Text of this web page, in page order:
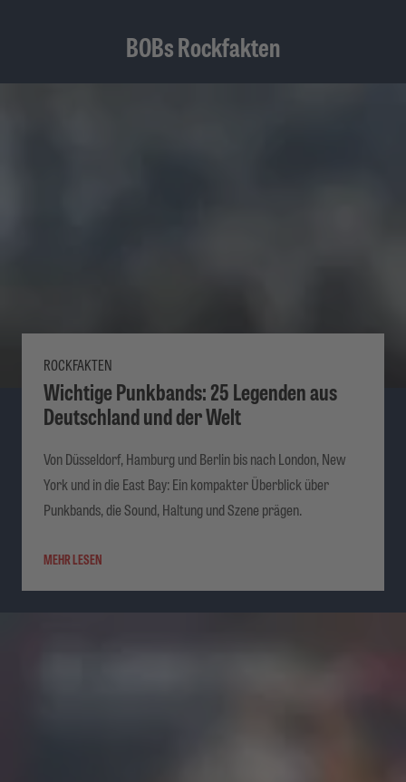
BOBs Rockfakten
ROCKFAKTEN
Wichtige Punkbands: 25 Legenden aus
Deutschland und der Welt
Von Düsseldorf, Hamburg und Berlin bis nach London, New
York und in die East Bay: Ein kompakter Überblick über
Punkbands, die Sound, Haltung und Szene prägen.
MEHR LESEN